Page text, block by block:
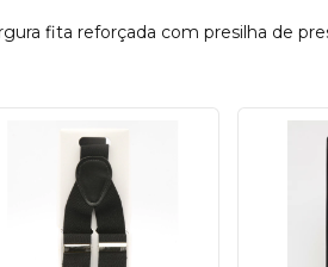
fita reforçada com presilha de